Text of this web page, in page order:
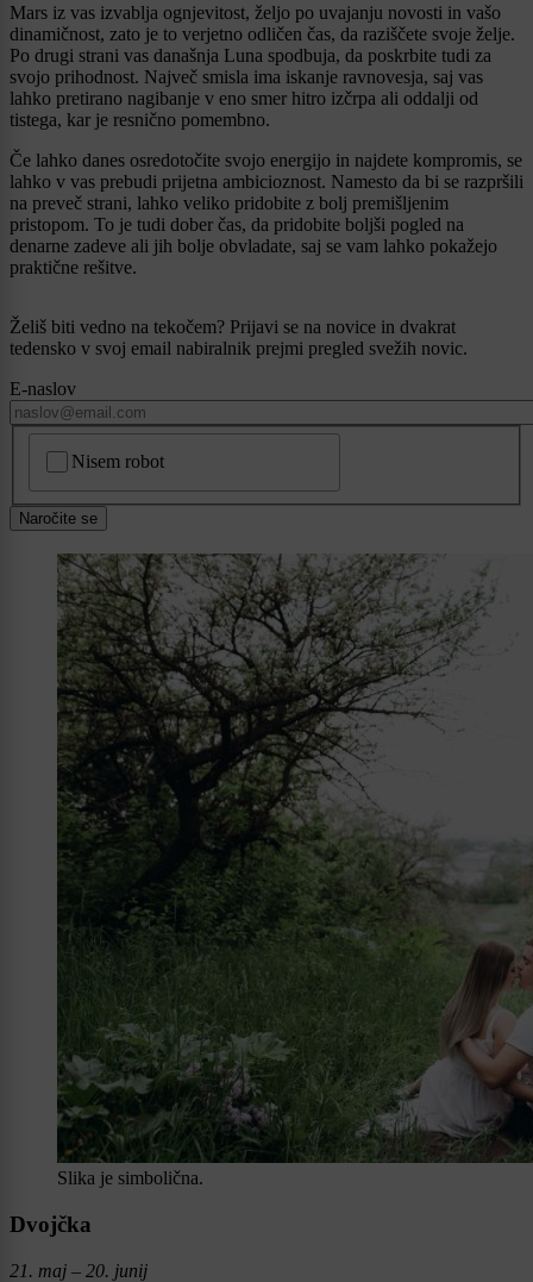
Mars iz vas izvablja ognjevitost, željo po uvajanju novosti in vašo
dinamičnost, zato je to verjetno odličen čas, da raziščete svoje želje.
Po drugi strani vas današnja Luna spodbuja, da poskrbite tudi za
svojo prihodnost. Največ smisla ima iskanje ravnovesja, saj vas
lahko pretirano nagibanje v eno smer hitro izčrpa ali oddalji od
tistega, kar je resnično pomembno.
Če lahko danes osredotočite svojo energijo in najdete kompromis, se
lahko v vas prebudi prijetna ambicioznost. Namesto da bi se razpršili
na preveč strani, lahko veliko pridobite z bolj premišljenim
pristopom. To je tudi dober čas, da pridobite boljši pogled na
denarne zadeve ali jih bolje obvladate, saj se vam lahko pokažejo
praktične rešitve.
Želiš biti vedno na tekočem? Prijavi se na novice in dvakrat
tedensko v svoj email nabiralnik prejmi pregled svežih novic.
E-naslov
Nisem robot
Naročite se
Slika je simbolična.
Dvojčka
21. maj – 20. junij